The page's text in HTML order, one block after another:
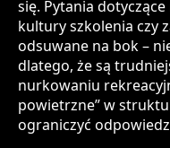
się. Pytania
kultury szkolenia czy
odsuwane na bok –
dlatego, że są
nurkowaniu
powietrzne” w
ograniczyć